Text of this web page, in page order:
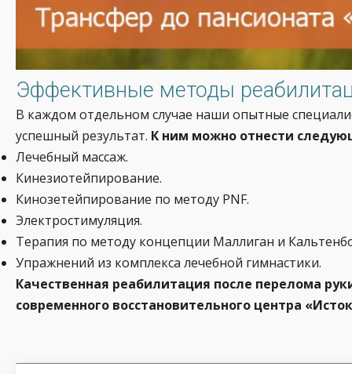
Эффективные методы
В каждом отдельном случае наши опытные
успешный результат. К ним можно отнести
Лечебный массаж.
Кинезиотейпирование.
Кинозетейпирование по методу PNF.
Электростимуляция.
Терапия по методу концепции Маллиган и
Упражнений из комплекса лечебной гимнастики.
Качественная реабилитация после перелома
современного восстановительного центра